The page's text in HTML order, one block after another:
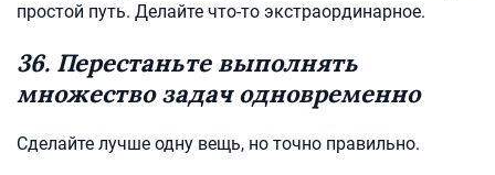
простой путь. Делайте что-то экстраординарное.
36. Перестаньте выполнять
множество задач одновременно
Сделайте лучше одну вещь, но точно правильно.